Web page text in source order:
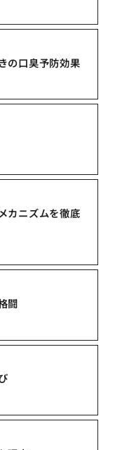
の口臭予防効果
カニズムを徹底
闘